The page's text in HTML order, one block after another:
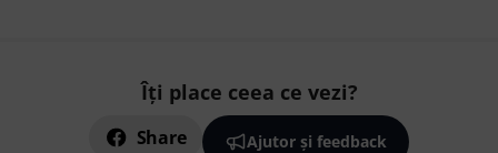
Îți place ceea ce vezi?
Share Ajutor și feedback